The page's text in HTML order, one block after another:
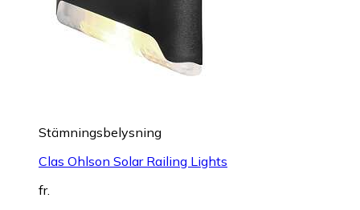
Stämningsbelysning
Clas Ohlson Solar Railing Lights
fr.